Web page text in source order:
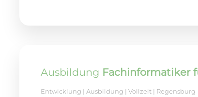
Ausbildung Fachinformatiker
Entwicklung | Ausbildung | Vollzeit | Regensburg